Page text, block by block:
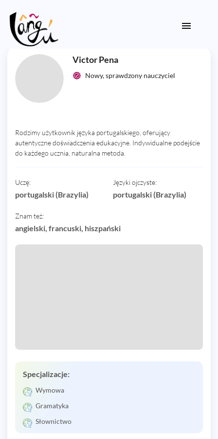
Victor Pena
Nowy, sprawdzony nauczyciel
Rodzimy użytkownik języka portugalskiego, oferujący
autentyczne doświadczenia edukacyjne. Indywidualne podejście
do każdego ucznia, naturalna metoda.
Uczę:
portugalski (Brazylia)
Języki ojczyste:
portugalski (Brazylia)
Znam też:
angielski, francuski, hiszpański
Specjalizacje:
Wymowa
Gramatyka
Słownictwo